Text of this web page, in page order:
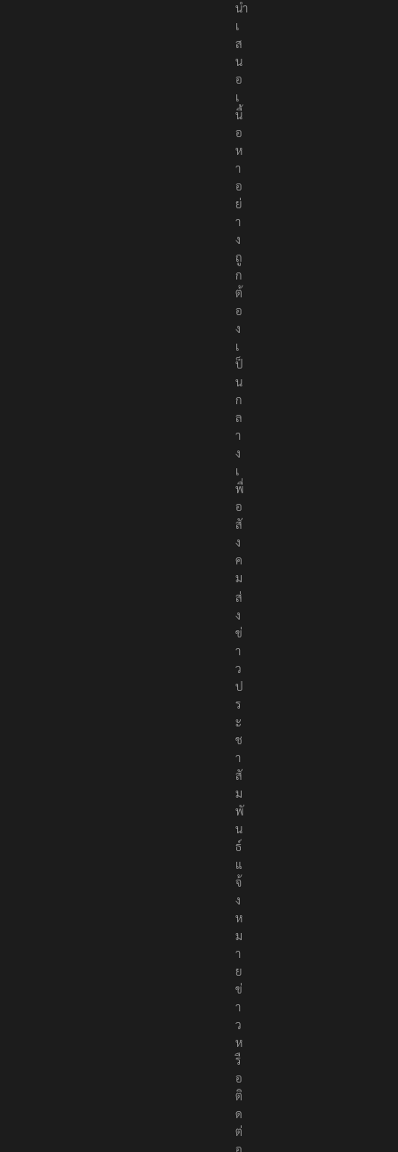
นำ
เ
ส
น
อ
เ
นื้
อ
ห
า
อ
ย่
า
ง
ถู
ก
ต้
อ
ง
เ
ป็
น
ก
ล
า
ง
เ
พื่
อ
สั
ง
ค
ม
ส่
ง
ข่
า
ว
ป
ร
ะ
ช
า
สั
ม
พั
น
ธ์
แ
จ้
ง
ห
ม
า
ย
ข่
า
ว
ห
รื
อ
ติ
ด
ต่